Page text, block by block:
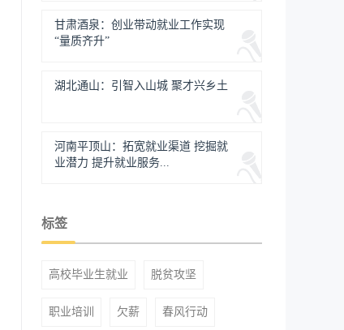
甘肃酒泉：创业带动就业工作实现
“量质齐升”
湖北通山：引智入山城 聚才兴乡土
河南平顶山：拓宽就业渠道 挖掘就
业潜力 提升就业服务...
标签
高校毕业生就业 脱贫攻坚
职业培训 欠薪 春风行动